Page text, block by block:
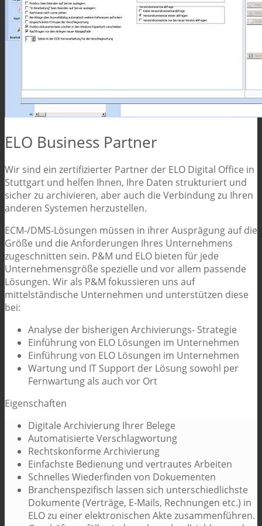
ELO Business Partner
Wir sind ein zertifizierter Partner der ELO Digital Office in
Stuttgart und helfen Ihnen, Ihre Daten strukturiert und
sicher zu archivieren, aber auch die Verbindung zu Ihren
anderen Systemen herzustellen.
ECM-/DMS-Lösungen müssen in ihrer Ausprägung auf die
Größe und die Anforderungen Ihres Unternehmens
zugeschnitten sein. P&M und ELO bieten für jede
Unternehmensgröße spezielle und vor allem passende
Lösungen. Wir als P&M fokussieren uns auf
mittelständische Unternehmen und unterstützen diese
bei:
Analyse der bisherigen Archivierungs- Strategie
Einführung von ELO Lösungen im Unternehmen
Einführung von ELO Lösungen im Unternehmen
Wartung und IT Support der Lösung sowohl per
Fernwartung als auch vor Ort
Eigenschaften
Digitale Archivierung Ihrer Belege
Automatisierte Verschlagwortung
Rechtskonforme Archivierung
Einfachste Bedienung und vertrautes Arbeiten
Schnelles Wiederfinden von Dokuementen
Branchenspezifisch lassen sich unterschiedlichste
Dokumente (Verträge, E-Mails, Rechnungen etc.) in
ELO zu einer elektronischen Akte zusammenführen.